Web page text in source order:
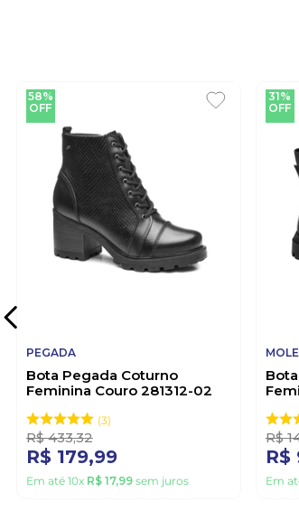
58%
OFF
PEGADA
Bota Pegada Coturno
Feminina Couro 281312-02
3
R$ 433,32
R$ 179,99
Em até 10x R$ 17,99sem juros
31%
OFF
R$
R$
Em